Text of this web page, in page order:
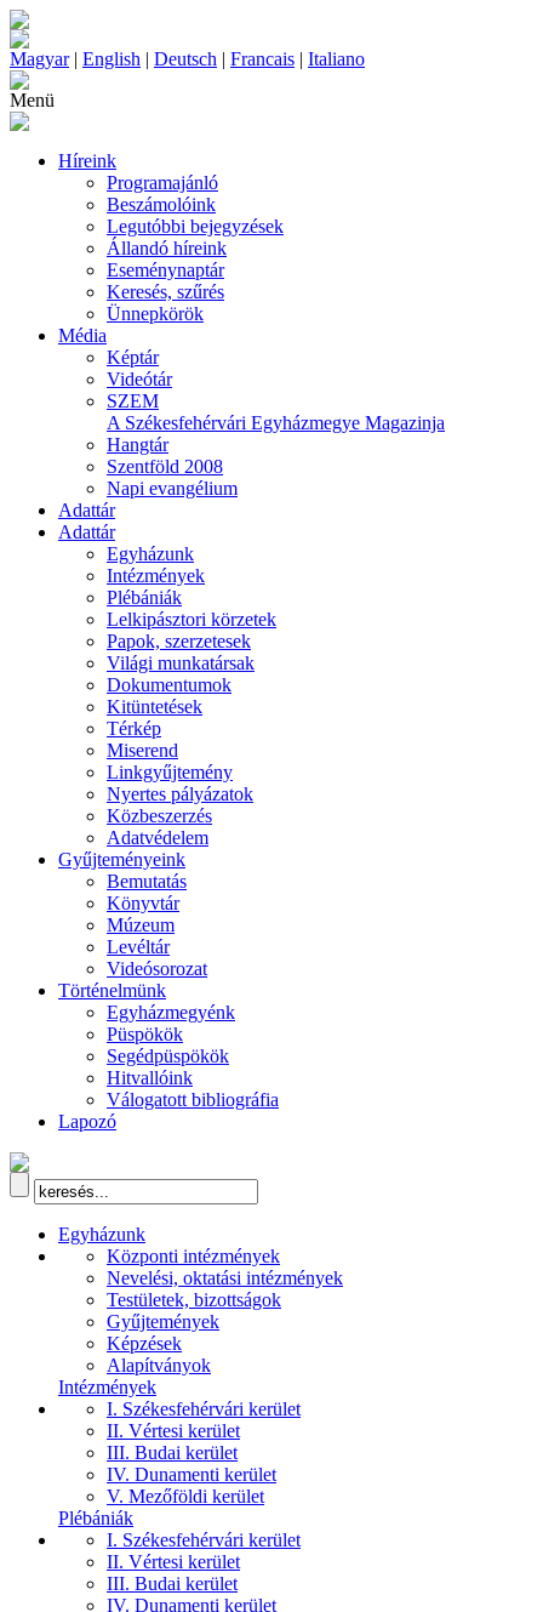
Magyar| English | Deutsch | Francais | Italiano
Menü
Híreink
Programajánló
Beszámolóink
Legutóbbi bejegyzések
Állandó híreink
Eseménynaptár
Keresés, szűrés
Ünnepkörök
Média
Képtár
Videótár
SZEM
A Székesfehérvári Egyházmegye Magazinja
Hangtár
Szentföld 2008
Napi evangélium
Adattár
Adattár
Egyházunk
Intézmények
Plébániák
Lelkipásztori körzetek
Papok, szerzetesek
Világi munkatársak
Dokumentumok
Kitüntetések
Térkép
Miserend
Linkgyűjtemény
Nyertes pályázatok
Közbeszerzés
Adatvédelem
Gyűjteményeink
Bemutatás
Könyvtár
Múzeum
Levéltár
Videósorozat
Történelmünk
Egyházmegyénk
Püspökök
Segédpüspökök
Hitvallóink
Válogatott bibliográfia
Lapozó
Egyházunk
Központi intézmények
Nevelési, oktatási intézmények
Testületek, bizottságok
Gyűjtemények
Képzések
Alapítványok
Intézmények
I. Székesfehérvári kerület
II. Vértesi kerület
III. Budai kerület
IV. Dunamenti kerület
V. Mezőföldi kerület
Plébániák
I. Székesfehérvári kerület
II. Vértesi kerület
III. Budai kerület
IV. Dunamenti kerület